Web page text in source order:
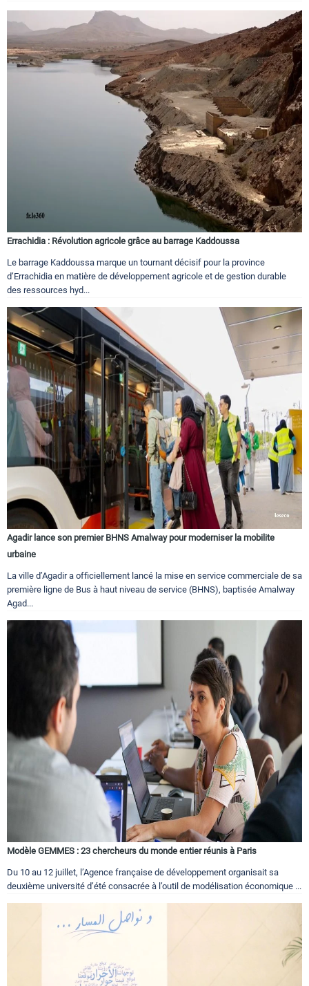
Errachidia : Révolution agricole grâce au barrage Kaddoussa
Le barrage Kaddoussa marque un tournant décisif pour la province
d’Errachidia en matière de développement agricole et de gestion durable
des ressources hyd...
Agadir lance son premier BHNS Amalway pour moderniser la mobilite
urbaine
La ville d’Agadir a officiellement lancé la mise en service commerciale de sa
première ligne de Bus à haut niveau de service (BHNS), baptisée Amalway
Agad...
Modèle GEMMES : 23 chercheurs du monde entier réunis à Paris
Du 10 au 12 juillet, l’Agence française de développement organisait sa
deuxième université d’été consacrée à l’outil de modélisation économique ...